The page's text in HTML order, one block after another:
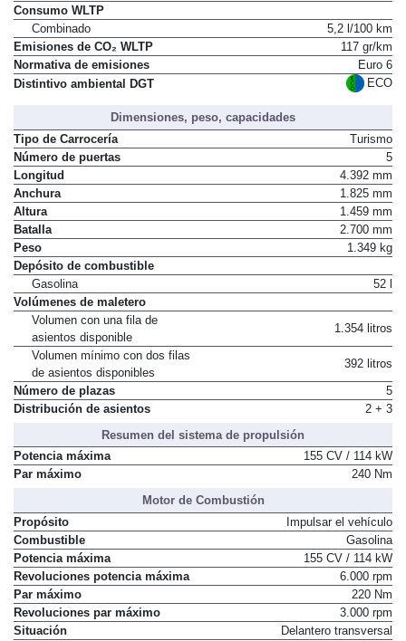
Consumo WLTP
Combinado
5,2 l/100 km
Emisiones de CO₂ WLTP
117 gr/km
Normativa de emisiones
Euro 6
Distintivo ambiental DGT
ECO
Dimensiones, peso, capacidades
Tipo de Carrocería
Turismo
Número de puertas
5
Longitud
4.392 mm
Anchura
1.825 mm
Altura
1.459 mm
Batalla
2.700 mm
Peso
1.349 kg
Depósito de combustible
Gasolina
52 l
Volúmenes de maletero
Volumen con una fila de
asientos disponible
1.354 litros
Volumen mínimo con dos filas
de asientos disponibles
392 litros
Número de plazas
5
Distribución de asientos
2 + 3
Resumen del sistema de propulsión
Potencia máxima
155 CV / 114 kW
Par máximo
240 Nm
Motor de Combustión
Propósito
Impulsar el vehículo
Combustible
Gasolina
Potencia máxima
155 CV / 114 kW
Revoluciones potencia máxima
6.000 rpm
Par máximo
220 Nm
Revoluciones par máximo
3.000 rpm
Situación
Delantero transversal